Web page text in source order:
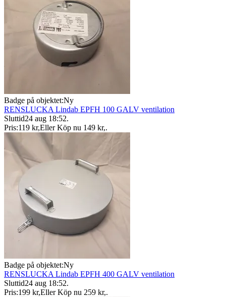
Badge på objektet:Ny
RENSLUCKA Lindab EPFH 100 GALV ventilation
Sluttid24 aug 18:52.
Pris:119 kr,Eller Köp nu 149 kr,.
Badge på objektet:Ny
RENSLUCKA Lindab EPFH 400 GALV ventilation
Sluttid24 aug 18:52.
Pris:199 kr,Eller Köp nu 259 kr,.